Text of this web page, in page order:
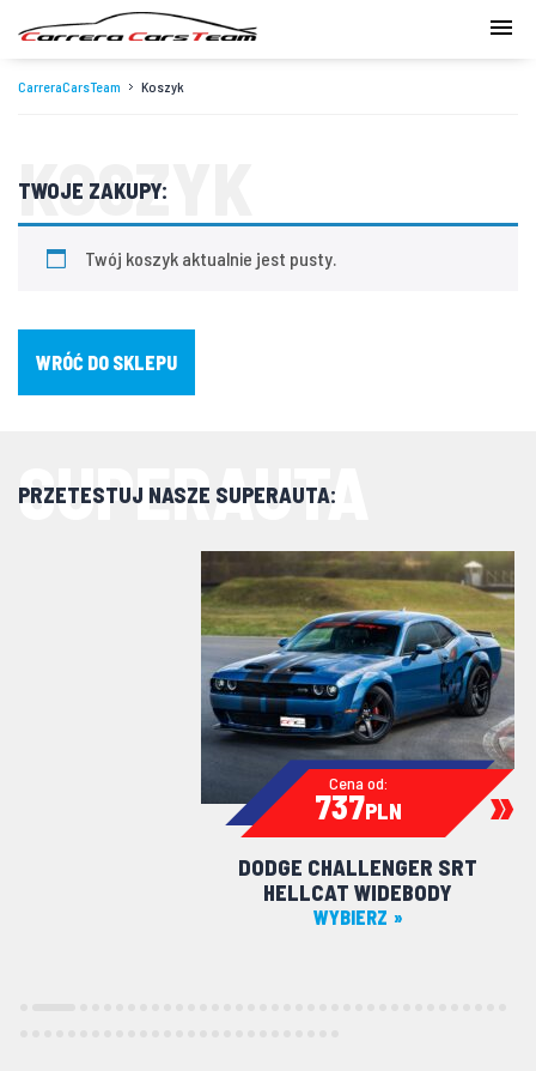
CarreraCarsTeam Koszyk
KOSZYK
TWOJE ZAKUPY:
Twój koszyk aktualnie jest pusty.
WRÓĆ DO SKLEPU
SUPERAUTA
PRZETESTUJ NASZE SUPERAUTA:
Cena od:
737PLN
DODGE CHALLENGER SRT
HELLCAT WIDEBODY